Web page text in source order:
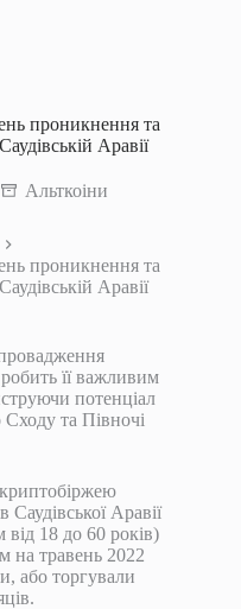
проникнення та
Аравії
Альткоіни
проникнення та
Аравії
її важливим
потенціал
Сходу та Півночі
Аравії
від 18 до 60 років)
на травень 2022
або торгували